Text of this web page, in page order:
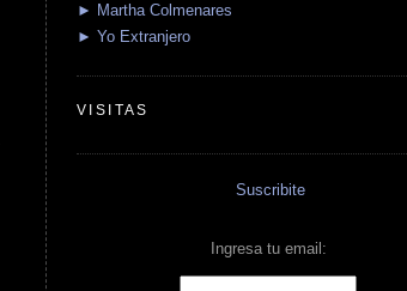
► Martha Colmenares
► Yo Extranjero
VISITAS
Suscribite
Ingresa tu email: